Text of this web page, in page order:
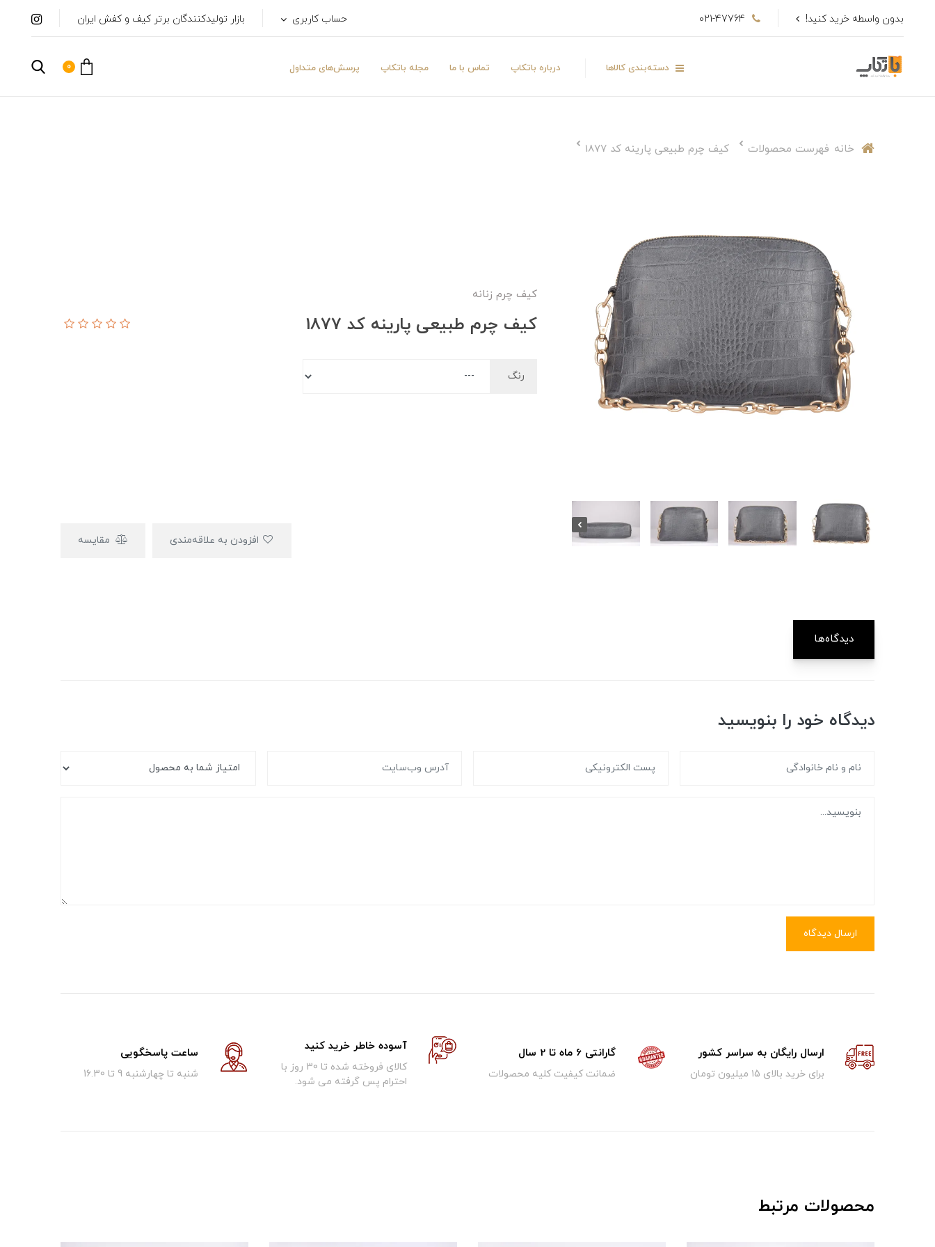
بدون واسطه خرید کنید! 021-47764 حساب کاربری بازار تولیدکنندگان برتر کیف و کفش ایران
دسته‌بندی کالاها درباره باتکاپ تماس با ما مجله باتکاپ پرسش‌های متداول 0
خانه فهرست محصولات کیف چرم طبیعی پارینه کد 1877
کیف چرم زنانه
کیف چرم طبیعی پارینه کد 1877
رنگ
مقایسه
دیدگاه‌ها
دیدگاه خود را بنویسید
ارسال دیدگاه
ارسال رایگان به سراسر کشور
برای خرید بالای ۱5 میلیون تومان
گارانتی 6 ماه تا 2 سال
ضمانت کیفیت کلیه محصولات
آسوده خاطر خرید کنید
کالای فروخته شده تا 30 روز با
احترام پس گرفته می شود.
ساعت پاسخگویی
شنبه تا چهارشنبه 9 تا 16.30
محصولات مرتبط